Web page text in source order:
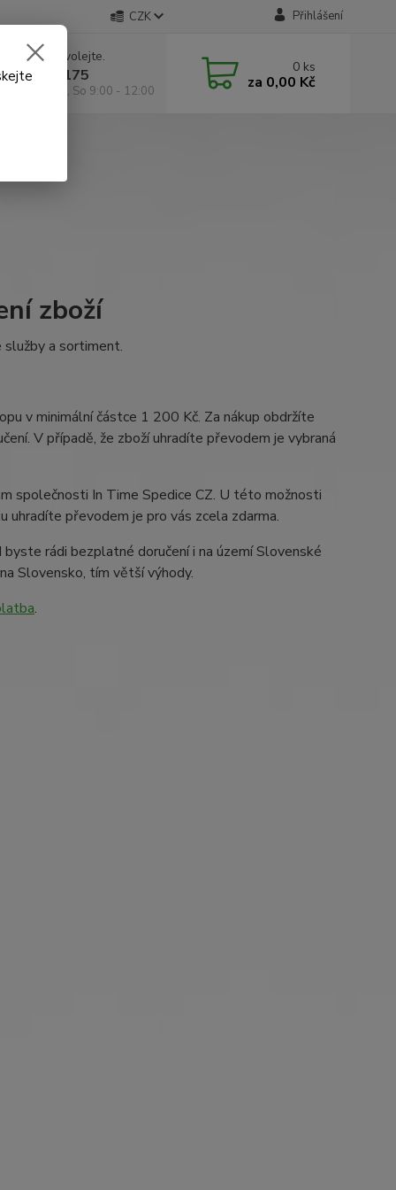
CZK Přihlášení
rady? Zavolejte.
295 175
9:00 -18:00, So 9:00 - 12:00
0 ks
za 0,00 Kč
zboží
služby a sortiment.
v minimální částce 1 200 Kč. Za nákup obdržíte
V případě, že zboží uhradíte převodem je vybraná
společnosti In Time Spedice CZ. U této možnosti
uhradíte převodem je pro vás zcela zdarma.
rádi bezplatné doručení i na území Slovenské
Slovensko, tím větší výhody.
.